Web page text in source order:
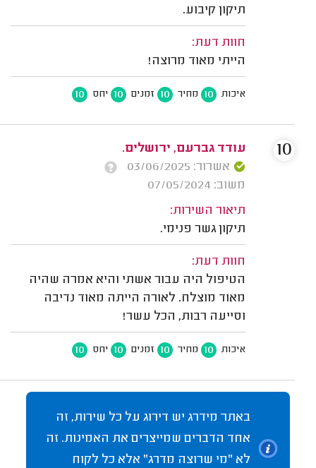
תיקון קיבוע.
חוות דעת:
הייתי מאוד מרוצה!
איכות 10 מחיר 10 זמנים 10 יחס 10
עודד גברעם, ירושלים.
אשרור: 03/06/2025
משוב: 07/05/2024
תיאור השירות:
תיקון גשר פנימי.
חוות דעת:
הטיפול היה עבור אשתי והיא אמרה שהיה
מאוד מוצלח. לאורה הייתה מאוד נדיבה
וסייעה רבות, הכל עשר!
איכות 10 מחיר 10 זמנים 10 יחס 10
10
באתר מידרג יש דירוג על כל שירות, זה
אחד הדברים שמייצרים את האמינות. זה
לא "מי שרוצה מדרג" אלא כל לקוח